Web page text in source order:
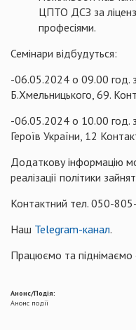
ЦПТО ДСЗ за
професіями.
Семінари відбудуться:
-06.05.2024 о 09.00 год.
Б.Хмельницького, 69.
-06.05.2024 о 10.00 год.
Героїв України, 12
Додаткову інформацію
реалізації політики
Контактний тел. 050-
Наш Telegram-канал.
Працюємо та піднімаємо
Анонс/Подія:
Анонс події